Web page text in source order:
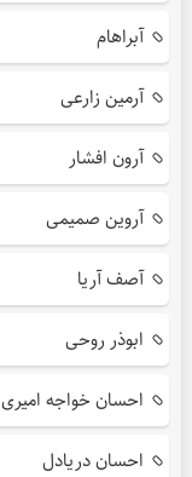
آبراهام
آرمین زارعی
آرون افشار
آروین صمیمی
آصف آریا
ابوذر روحی
احسان خواجه امیری
احسان دریادل